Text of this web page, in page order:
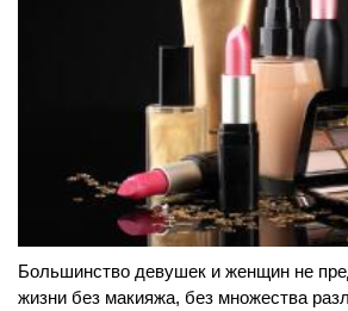
Большинство девушек и женщин не
жизни без макияжа, без множества